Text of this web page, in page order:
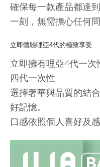
確保每一款產品都達
一刻，無需擔心任何問
立即體驗哩亞4代的極致享受
立即擁有哩亞4代一
四代一次性
選擇奢華與品質的結
好記憶。
口感依照個人喜好及